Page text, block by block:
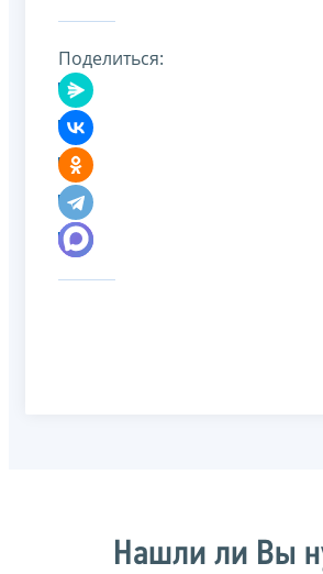
Поделиться:
Нашли ли Вы